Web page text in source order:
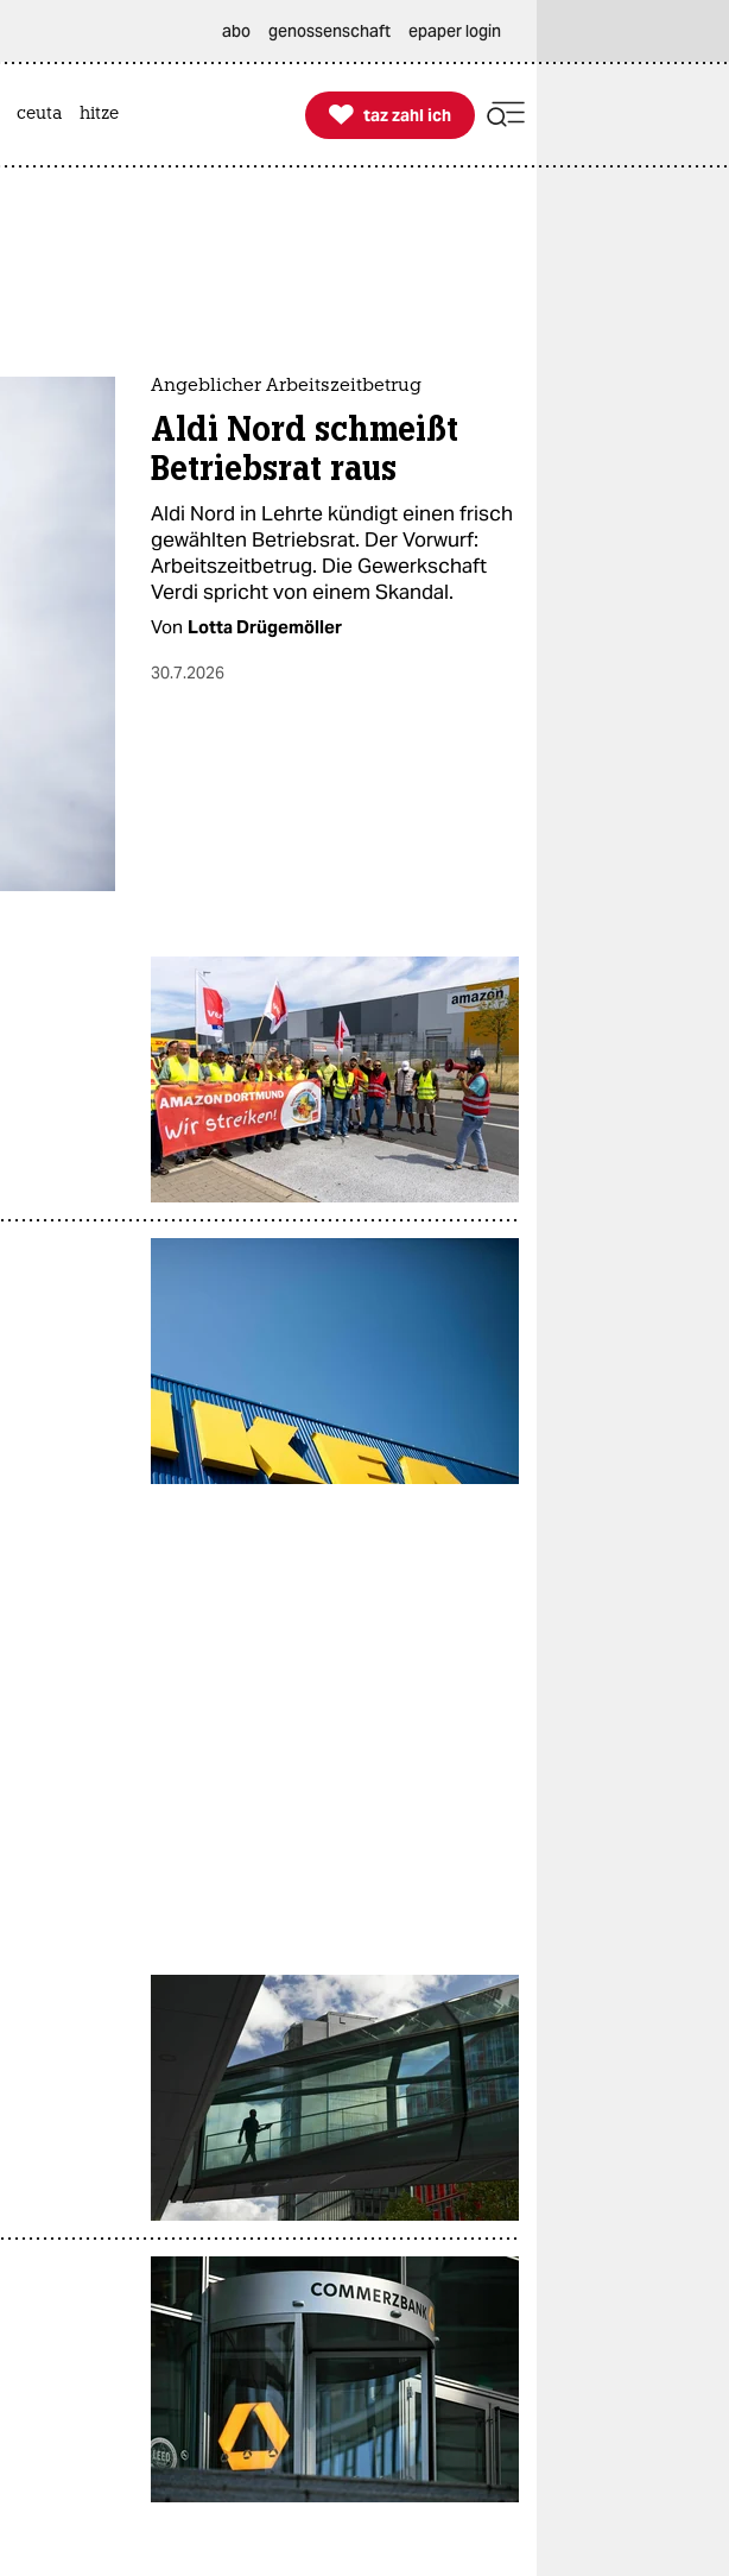
abo genossenschaft epaper login
ceuta hitze 
taz zahl ich
taz zahl ich
Angeblicher Arbeitszeitbetrug
Aldi Nord schmeißt
Betriebsrat raus
Aldi Nord in Lehrte kündigt einen frisch
gewählten Betriebsrat. Der Vorwurf:
Arbeitszeitbetrug. Die Gewerkschaft
Verdi spricht von einem Skandal.
Von Lotta Drügemöller
30.7.2026